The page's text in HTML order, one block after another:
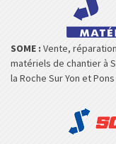
SOME : Vente,
matériels de chantier à
la Roche Sur Yon et Pons